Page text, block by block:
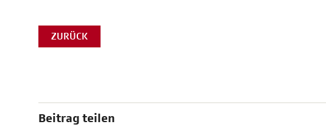
ZURÜCK
Beitrag teilen